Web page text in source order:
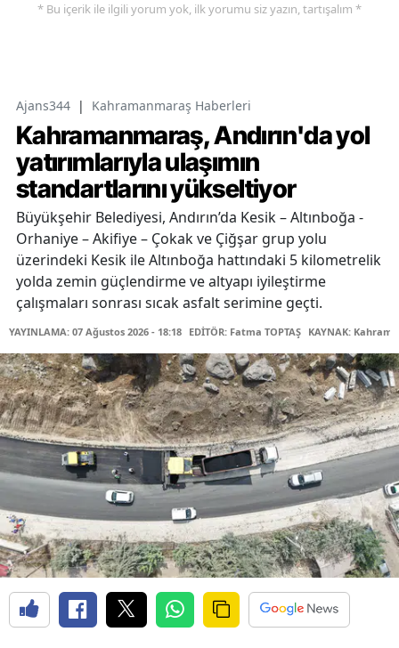
* Bu içerik ile ilgili yorum yok, ilk yorumu siz yazın, tartışalım *
Ajans344 | Kahramanmaraş Haberleri
Kahramanmaraş, Andırın'da yol
yatırımlarıyla ulaşımın
standartlarını yükseltiyor
Büyükşehir Belediyesi, Andırın’da Kesik – Altınboğa -
Orhaniye – Akifiye – Çokak ve Çiğşar grup yolu
üzerindeki Kesik ile Altınboğa hattındaki 5 kilometrelik
yolda zemin güçlendirme ve altyapı iyileştirme
çalışmaları sonrası sıcak asfalt serimine geçti.
YAYINLAMA: 07 Ağustos 2026 - 18:18 EDİTÖR: Fatma TOPTAŞ KAYNAK: